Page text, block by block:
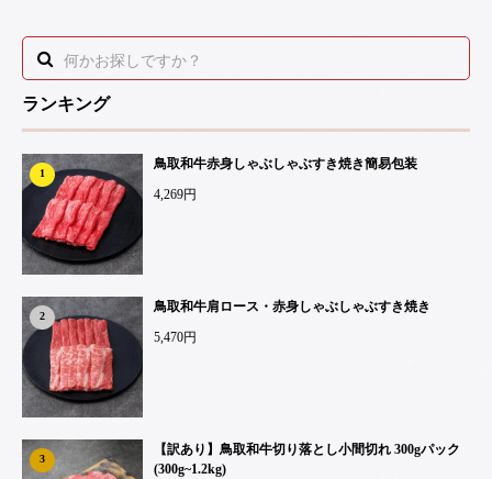
ランキング
1
鳥取和牛赤身しゃぶしゃぶすき焼き簡易包装
4,269円
2
鳥取和牛肩ロース・赤身しゃぶしゃぶすき焼き
5,470円
3
【訳あり】鳥取和牛切り落とし小間切れ 300gパック
(300g~1.2kg)